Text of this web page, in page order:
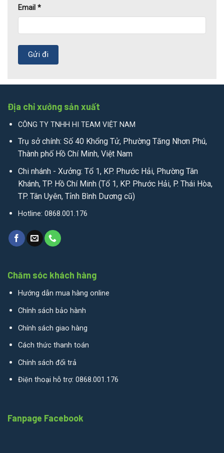
Email *
Địa chỉ xưởng sản xuất
CÔNG TY TNHH HI TEAM VIỆT NAM
Trụ sở chính: Số 40 Khổng Tử, Phường Tăng Nhơn Phú,
Thành phố Hồ Chí Minh, Việt Nam
Chi nhánh - Xưởng: Tổ 1, KP. Phước Hải, Phường Tân
Khánh, TP. Hồ Chí Minh (Tổ 1, KP. Phước Hải, P. Thái Hòa,
TP. Tân Uyên, Tỉnh Bình Dương cũ)
Hotline: 0868.001.176
Chăm sóc khách hàng
Hướng dẫn mua hàng online
Chính sách bảo hành
Chính sách giao hàng
Cách thức thanh toán
Chính sách đổi trả
Điện thoại hỗ trợ: 0868.001.176
Fanpage Facebook